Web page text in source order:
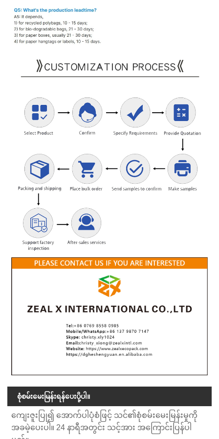
စုံစမ်းမေးမြန်းရန်ပေးပို့ပါ။
ကျေးဇူးပြု၍ အောက်ပါပုံစံဖြင့် သင်၏စုံစမ်းမေးမြန်းမှုကို
အခမဲ့ပေးပါ။ 24 နာရီအတွင်း သင့်အား အကြောင်းပြန်ပါ